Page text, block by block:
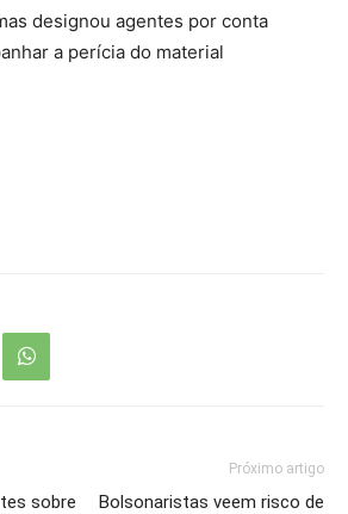
designou agentes por conta
a perícia do material
sobre
Próximo artigo
Bolsonaristas veem risco de